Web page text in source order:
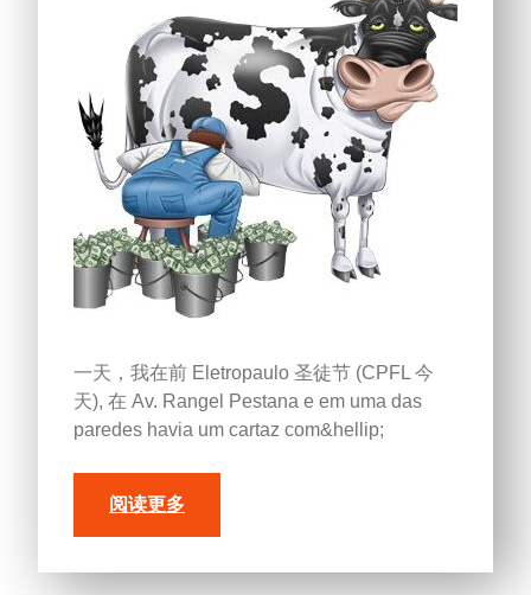
一天，我在前 Eletropaulo 圣徒节 (CPFL 今
天), 在 Av. Rangel Pestana e em uma das
paredes havia um cartaz com&hellip;
阅读更多